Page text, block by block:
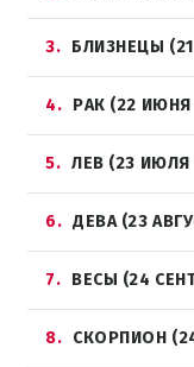
3 БЛИЗНЕЦЫ
4 РАК (22
5 ЛЕВ (23 ИЮЛЯ
6 ДЕВА (23
7 ВЕСЫ (24
8 СКОРПИОН